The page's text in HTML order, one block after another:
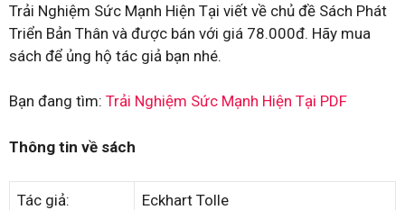
Trải Nghiệm Sức Mạnh Hiện Tại viết về chủ đề Sách Phát
Triển Bản Thân và được bán với giá 78.000đ. Hãy mua
sách để ủng hộ tác giả bạn nhé.
Bạn đang tìm: Trải Nghiệm Sức Mạnh Hiện Tại PDF
Thông tin về sách
Tác giả: Eckhart Tolle